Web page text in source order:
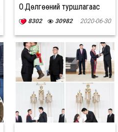
О.Дөлгөөний туршлагаас
8302 30982 2020-06-30